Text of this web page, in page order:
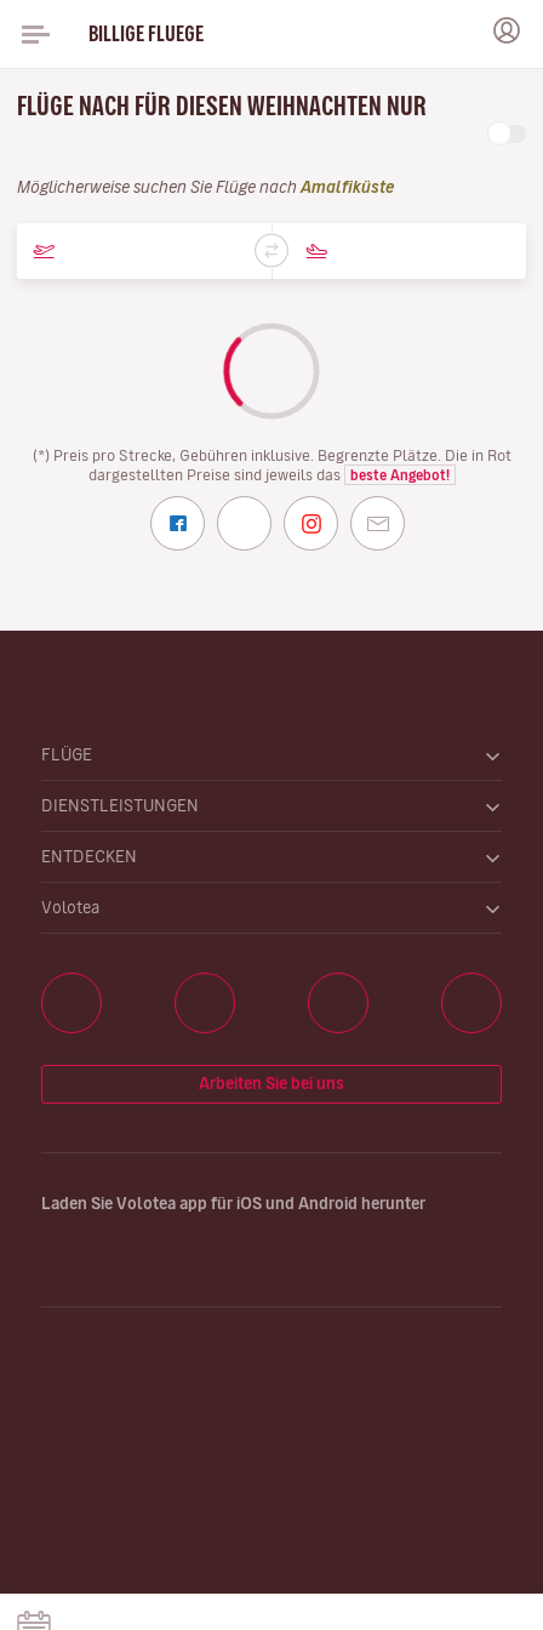
BILLIGE FLUEGE
FLÜGE NACH FÜR DIESEN WEIHNACHTEN NUR
Möglicherweise suchen Sie Flüge nach Amalfiküste
(*) Preis pro Strecke, Gebühren inklusive. Begrenzte Plätze. Die in Rot
dargestellten Preise sind jeweils das
beste Angebot!
FLÜGE
DIENSTLEISTUNGEN
ENTDECKEN
Volotea
Arbeiten Sie bei uns
Laden Sie Volotea app für iOS und Android herunter